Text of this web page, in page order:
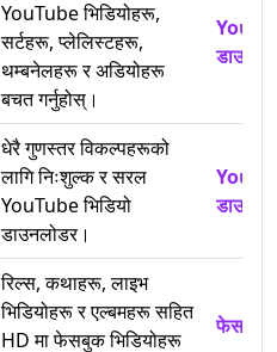
YouTube भिडियोहरू,
सर्टहरू, प्लेलिस्टहरू,
थम्बनेलहरू र अडियोहरू
बचत गर्नुहोस्।
धेरै गुणस्तर विकल्पहरूको
लागि निःशुल्क र सरल
YouTube भिडियो
डाउनलोडर।
रिल्स, कथाहरू, लाइभ
भिडियोहरू र एल्बमहरू सहित
HD मा फेसबुक भिडियोहरू
फेसबुक